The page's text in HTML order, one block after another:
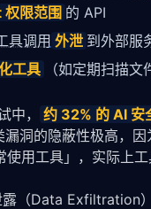
限范围 的 API
具调用 外泄 到外部服
工具
（如定期扫描
中，
约 32% 的 AI 安
漏洞的隐蔽性极高，因
用工具」，实际上
露（Data